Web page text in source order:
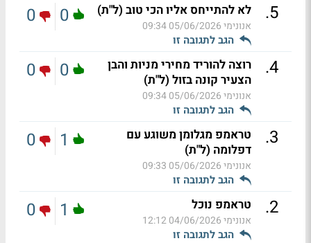
5
. לא להתייחס אליו הכי טוב (ל"ת)
אנונימי05/06/2026 09:34
הגב לתגובה זו
0
0
4
.
רוצה להוריד מחירי מניות והבן
הצעיר קונה בזול (ל"ת)
אנונימי05/06/2026 09:34
הגב לתגובה זו
0
0
3
.
טראמפ מגלומן משוגע עם
דפלומה (ל"ת)
אנונימי05/06/2026 09:33
הגב לתגובה זו
1
0
2
. טראמפ נוכל
אנונימי04/06/2026 12:12
הגב לתגובה זו
1
0